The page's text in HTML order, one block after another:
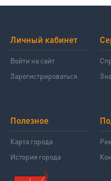
Личный кабинет
Войти на сайт
Зарегистрироваться
Полезное
Карта города
История города